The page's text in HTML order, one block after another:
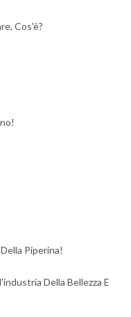
Cos'è?
Piperina!
Della Bellezza E